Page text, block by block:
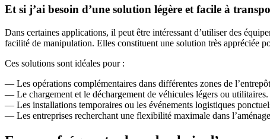
Et si j’ai besoin d’une solution légère et facile à
Dans certaines applications, il peut être intéressant d’utiliser des
facilité de manipulation. Elles constituent une solution très appréciée
Ces solutions sont idéales pour :
— Les opérations complémentaires dans différentes zones de
— Le chargement et le déchargement de véhicules légers ou utilitaires.
— Les installations temporaires ou les événements logistiques
— Les entreprises recherchant une flexibilité maximale dans